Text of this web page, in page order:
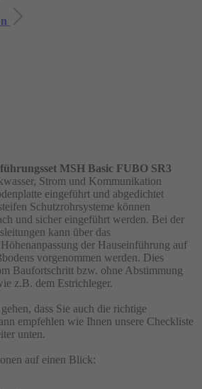
MSH Basic FUBO SR3
Strom und Kommunikation
eingeführt und abgedichtet
Schutzrohrsysteme können
und sicher eingeführt werden. Bei der
kann über das
der Hauseinführung auf
vorgenommen werden. Dies
Baufortschritt bzw. ohne Abstimmung
z.B. dem Estrichleger.
dass Sie auch die richtige
empfehlen wie Ihnen unsere Checkliste
unten.
auf einen Blick: